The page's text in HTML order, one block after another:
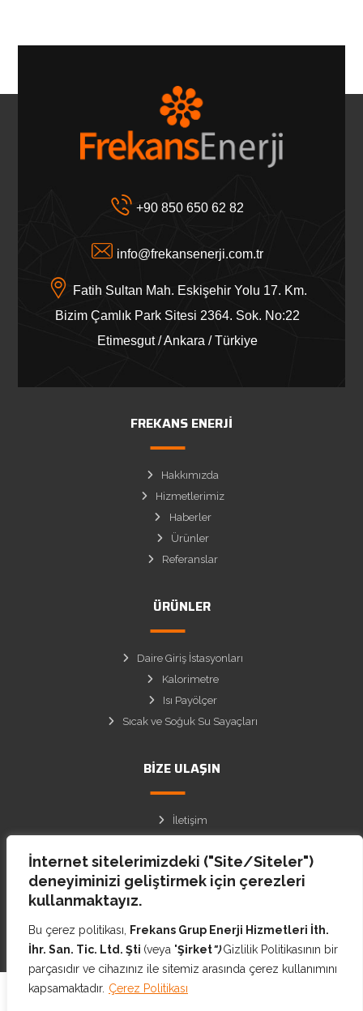
İnternet sitelerimizdeki ("Site/Siteler")
deneyiminizi geliştirmek için çerezleri
kullanmaktayız.
Bu çerez politikası,
Frekans Grup Enerji Hizmetleri İth.
İhr. San. Tic. Ltd. Şti (veya "Şirket")Gizlilik Politikasının bir
parçasıdır ve cihazınız ile sitemiz arasında çerez kullanımını
kapsamaktadır. Çerez Politikası
+90 850 650 62 82
info@frekansenerji.com.tr
Fatih Sultan Mah. Eskişehir Yolu 17. Km.
Bizim Çamlık Park Sitesi 2364. Sok. No:22
Etimesgut / Ankara / Türkiye
FREKANS ENERJI
Hakkımızda
Hizmetlerimiz
Haberler
Ürünler
Referanslar
ÜRÜNLER
Daire Giriş İstasyonları
Kalorimetre
Isı Payölçer
Sıcak ve Soğuk Su Sayaçları
BIZE ULAŞIN
İletişim
Facebook
Instagram
© Copyright Frekans Enerji 2021 All Rights Reserved.